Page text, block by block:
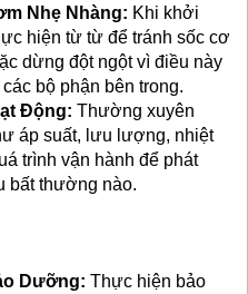
Nhẹ Nhàng: Khi khởi
hiện từ từ để tránh sốc cơ
dừng đột ngột vì điều này
bộ phận bên trong.
Động: Thường xuyên
áp suất, lưu lượng, nhiệt
trình vận hành để phát
bất thường nào.
Dưỡng: Thực hiện bảo